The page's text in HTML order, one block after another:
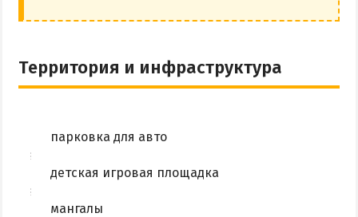
Территория и инфраструктура
парковка для авто
детская игровая площадка
мангалы